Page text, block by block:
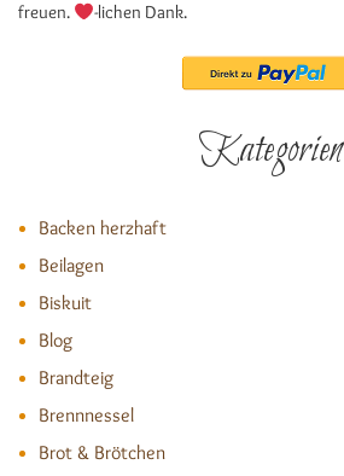
freuen.
-lichen Dank.
Kategorien
Backen herzhaft
Beilagen
Biskuit
Blog
Brandteig
Brennnessel
Brot & Brötchen